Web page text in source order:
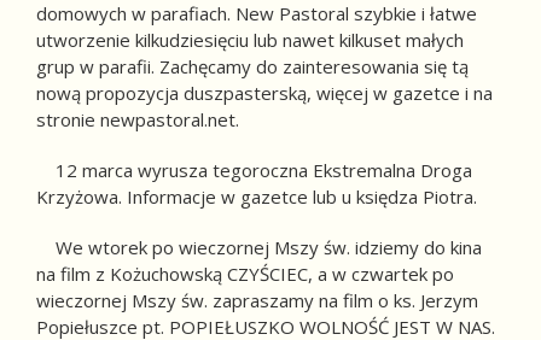
domowych w parafiach. New Pastoral szybkie i łatwe
utworzenie kilkudziesięciu lub nawet kilkuset małych
grup w parafii. Zachęcamy do zainteresowania się tą
nową propozycja duszpasterską, więcej w gazetce i na
stronie newpastoral.net.
12 marca wyrusza tegoroczna Ekstremalna Droga
Krzyżowa. Informacje w gazetce lub u księdza Piotra.
We wtorek po wieczornej Mszy św. idziemy do kina
na film z Kożuchowską CZYŚCIEC, a w czwartek po
wieczornej Mszy św. zapraszamy na film o ks. Jerzym
Popiełuszce pt. POPIEŁUSZKO WOLNOŚĆ JEST W NAS.